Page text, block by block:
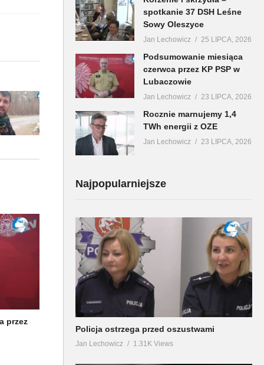
przez
spotkanie 37 DSH Leśne
Sowy Oleszyce
Jan Lechowicz 25 LIPCA, 2026
Podsumowanie miesiąca
czerwca przez KP PSP w
Lubaczowie
Jan Lechowicz 23 LIPCA, 2026
Rocznie marnujemy 1,4
TWh energii z OZE
Jan Lechowicz 23 LIPCA, 2026
Najpopularniejsze
Policja ostrzega przed oszustwami
Jan Lechowicz 1.31K Views